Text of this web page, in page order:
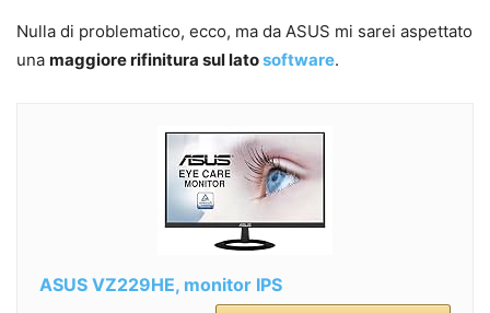
Nulla di problematico, ecco, ma da ASUS mi sarei aspettato
una maggiore rifinitura sul latosoftware.
ASUS VZ229HE, monitor IPS